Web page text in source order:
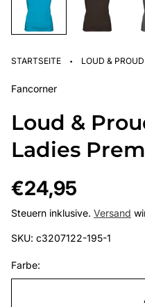
STARTSEITE · LOUD &
Fancorner
Loud &
Ladies
Regulärer
Preis
€24,95
Steuern inklusive. Versand
SKU: c3207122-195-1
Farbe: